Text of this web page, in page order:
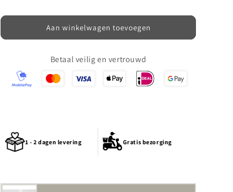
Aan winkelwagen toevoegen
Betaal veilig en vertrouwd
1 - 2 dagen levering Gratis bezorging